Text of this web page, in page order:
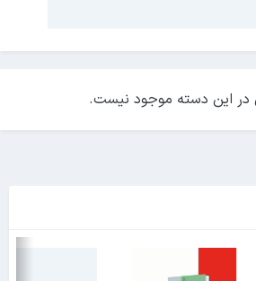
در این دسته موجود نیست.